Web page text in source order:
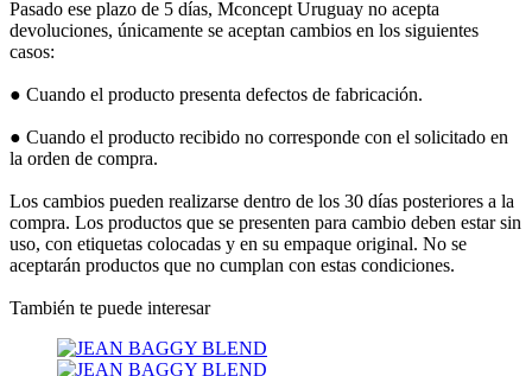
Pasado ese plazo de 5 días, Mconcept Uruguay no acepta
devoluciones, únicamente se aceptan cambios en los siguientes
casos:
● Cuando el producto presenta defectos de fabricación.
● Cuando el producto recibido no corresponde con el solicitado en
la orden de compra.
Los cambios pueden realizarse dentro de los 30 días posteriores a la
compra. Los productos que se presenten para cambio deben estar sin
uso, con etiquetas colocadas y en su empaque original. No se
aceptarán productos que no cumplan con estas condiciones.
También te puede interesar